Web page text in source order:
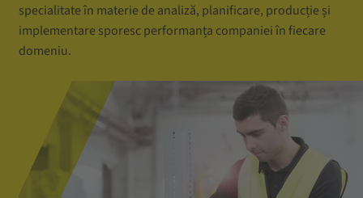
specialitate în materie de analiză, planificare, producție și
implementare sporesc performanța companiei în fiecare
domeniu.